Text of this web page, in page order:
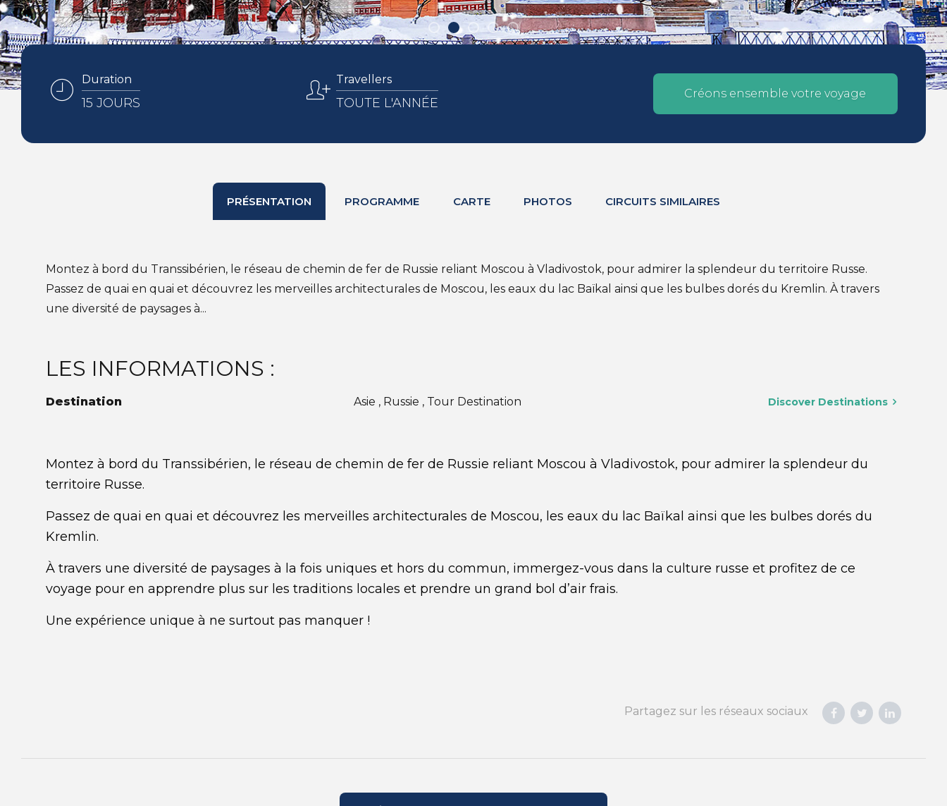
Duration
15 JOURS
Travellers
TOUTE L'ANNÉE
Créons ensemble votre voyage
PRÉSENTATION PROGRAMME CARTE PHOTOS CIRCUITS SIMILAIRES
Montez à bord du Transsibérien, le réseau de chemin de fer de Russie reliant Moscou à Vladivostok, pour admirer la splendeur du territoire Russe.
Passez de quai en quai et découvrez les merveilles architecturales de Moscou, les eaux du lac Baïkal ainsi que les bulbes dorés du Kremlin. À travers
une diversité de paysages à...
LES INFORMATIONS :
Destination Asie , Russie , Tour Destination Discover Destinations
Montez à bord du Transsibérien, le réseau de chemin de fer de Russie reliant Moscou à Vladivostok, pour admirer la splendeur du
territoire Russe.
Passez de quai en quai et découvrez les merveilles architecturales de Moscou, les eaux du lac Baïkal ainsi que les bulbes dorés du
Kremlin.
À travers une diversité de paysages à la fois uniques et hors du commun, immergez-vous dans la culture russe et profitez de ce
voyage pour en apprendre plus sur les traditions locales et prendre un grand bol d’air frais.
Une expérience unique à ne surtout pas manquer !
Partagez sur les réseaux sociaux